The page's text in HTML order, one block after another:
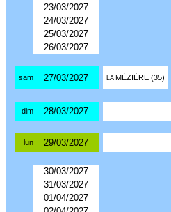
23/03/2027
24/03/2027
25/03/2027
26/03/2027
sam 27/03/2027 LA MÉZIÈRE (35)
dim 28/03/2027
lun 29/03/2027
30/03/2027
31/03/2027
01/04/2027